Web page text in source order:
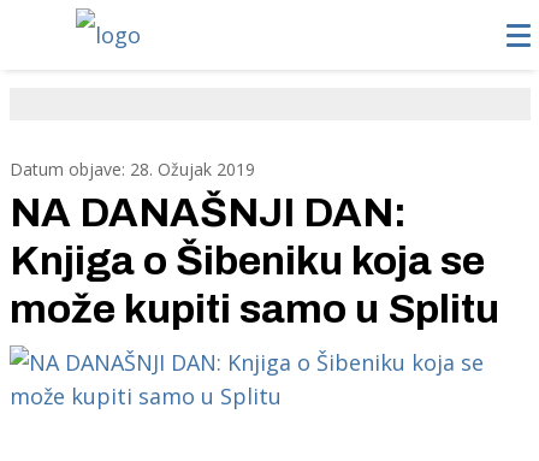
Datum objave: 28. Ožujak 2019
NA DANAŠNJI DAN:
Knjiga o Šibeniku koja se
može kupiti samo u Splitu